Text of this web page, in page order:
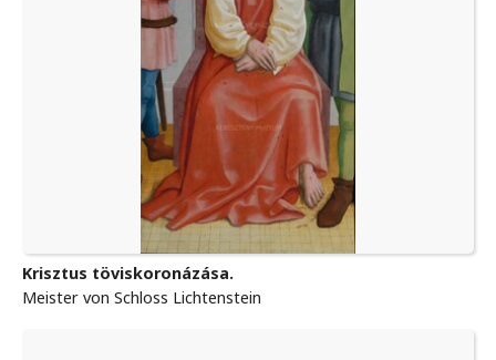
Krisztus töviskoronázása.
Meister von Schloss Lichtenstein